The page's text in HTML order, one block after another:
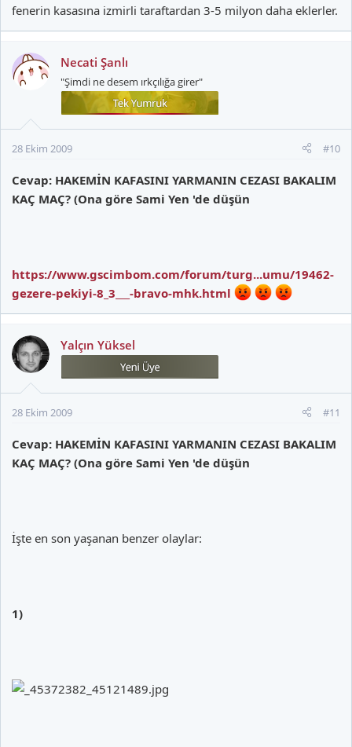
fenerin kasasına izmirli taraftardan 3-5 milyon daha eklerler.
Necati Şanlı
"Şimdi ne desem ırkçılığa girer"
28 Ekim 2009 #10
Cevap: HAKEMİN KAFASINI YARMANIN CEZASI BAKALIM
KAÇ MAÇ? (Ona göre Sami Yen 'de düşün
https://www.gscimbom.com/forum/turg...umu/19462-
gezere-pekiyi-8_3___-bravo-mhk.html
Yalçın Yüksel
28 Ekim 2009 #11
Cevap: HAKEMİN KAFASINI YARMANIN CEZASI BAKALIM
KAÇ MAÇ? (Ona göre Sami Yen 'de düşün
İşte en son yaşanan benzer olaylar:
1)